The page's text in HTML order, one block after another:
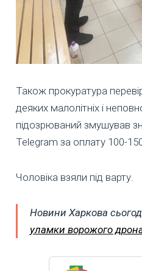
Також прокуратура
деяких малолітніх і
підозрюваний змушував
Telegram за оплату 100-
Чоловіка взяли під варту.
Новини Харкова
уламки ворожого